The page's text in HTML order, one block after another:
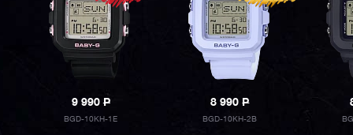
9 990P
BGD-10KH-1E
8 990P
BGD-10KH-2B